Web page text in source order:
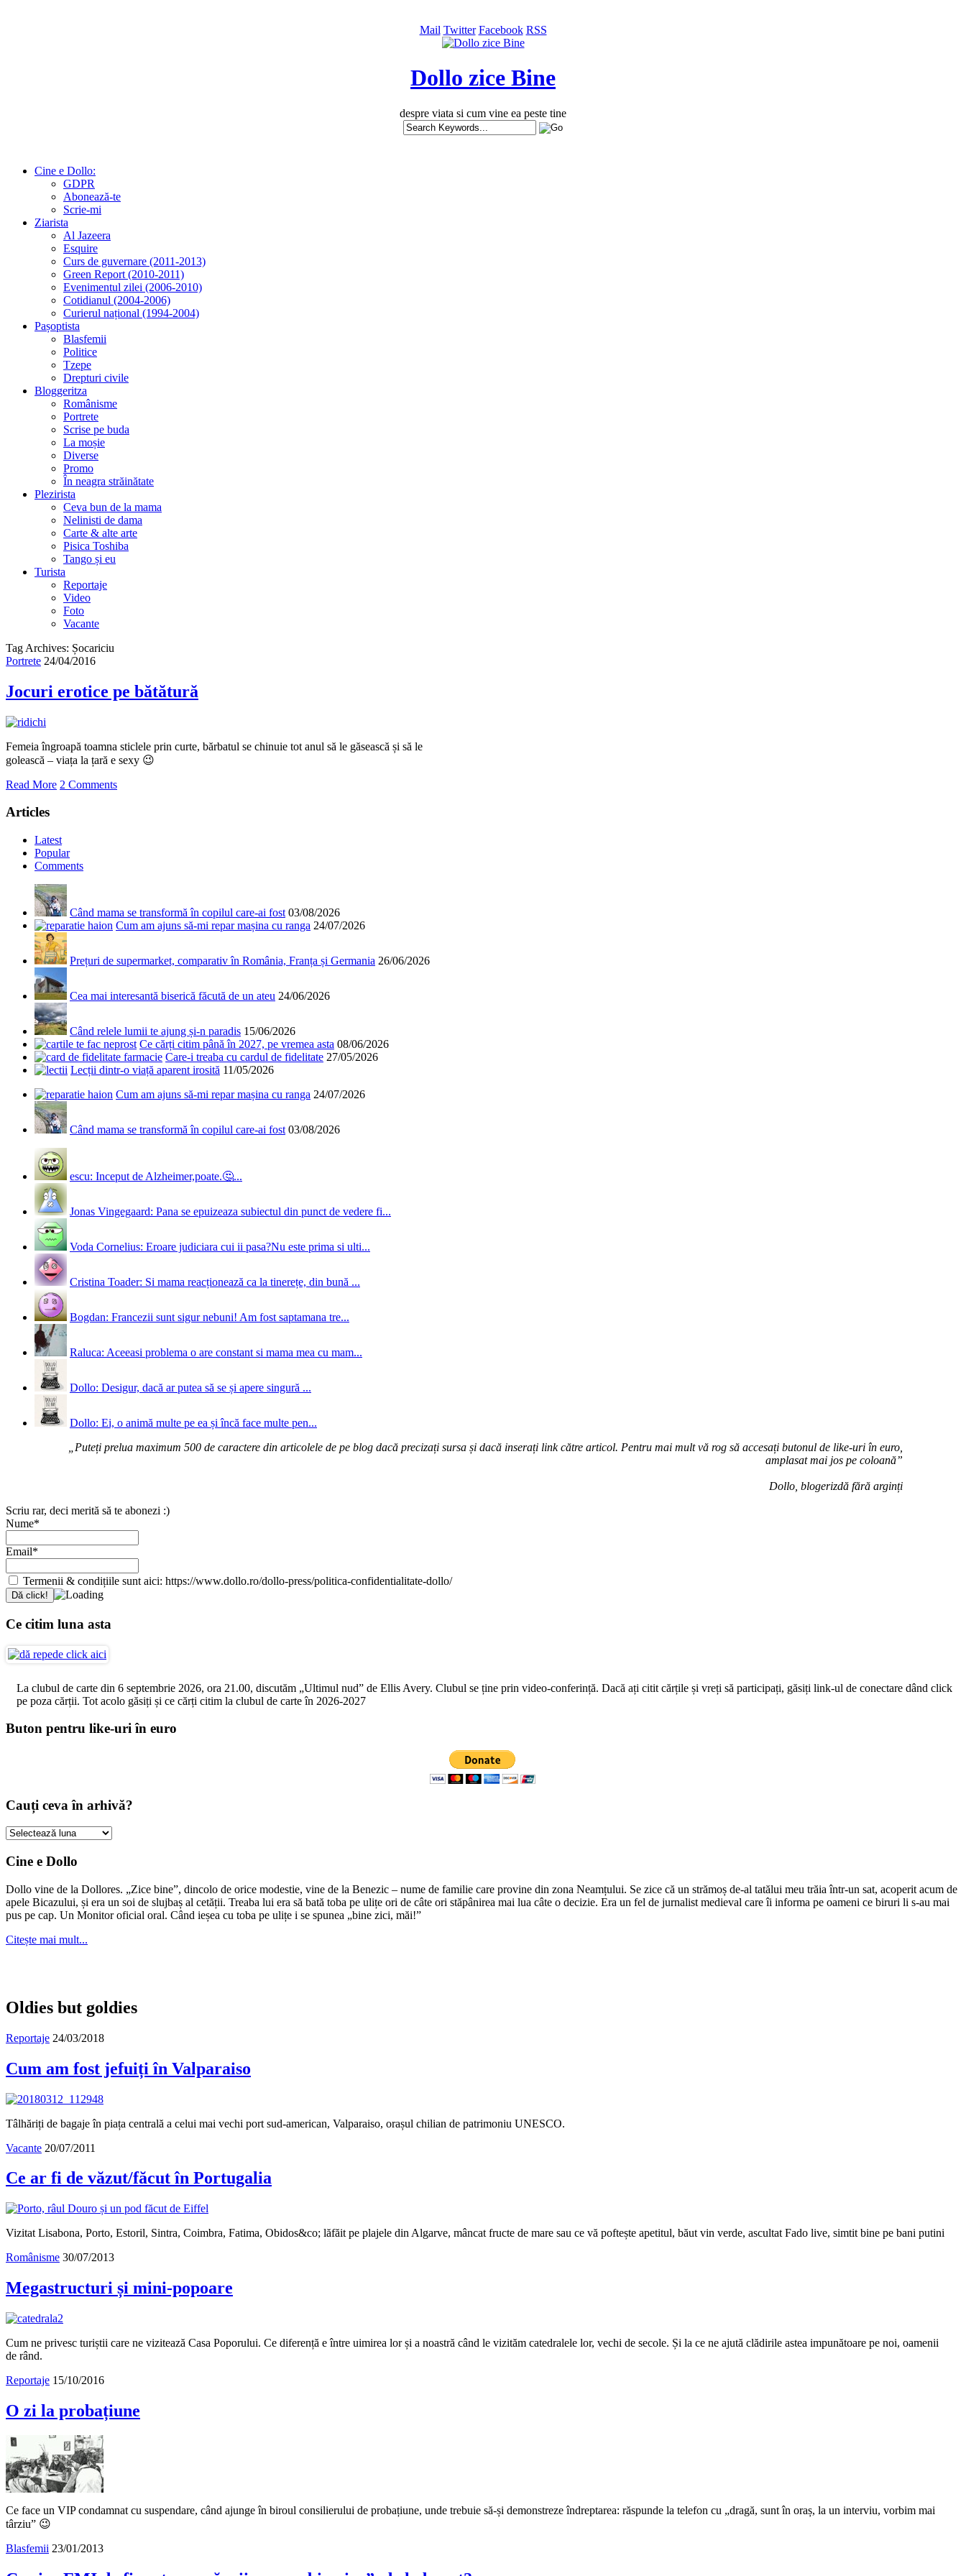
Mail Twitter Facebook RSS
Dollo zice Bine
despre viata si cum vine ea peste tine
Cine e Dollo:
GDPR
Abonează-te
Scrie-mi
Ziarista
Al Jazeera
Esquire
Curs de guvernare (2011-2013)
Green Report (2010-2011)
Evenimentul zilei (2006-2010)
Cotidianul (2004-2006)
Curierul național (1994-2004)
Pașoptista
Blasfemii
Politice
Tzepe
Drepturi civile
Bloggeritza
Românisme
Portrete
Scrise pe buda
La moșie
Diverse
Promo
În neagra străinătate
Plezirista
Ceva bun de la mama
Nelinisti de dama
Carte & alte arte
Pisica Toshiba
Tango și eu
Turista
Reportaje
Video
Foto
Vacante
Tag Archives: Șocariciu
Portrete 24/04/2016
Jocuri erotice pe bătătură
Femeia îngroapă toamna sticlele prin curte, bărbatul se chinuie tot anul să le găsească și să le
golească – viața la țară e sexy 😉
Read More 2 Comments
Articles
Latest
Popular
Comments
Când mama se transformă în copilul care-ai fost 03/08/2026
Cum am ajuns să-mi repar mașina cu ranga 24/07/2026
Prețuri de supermarket, comparativ în România, Franța și Germania 26/06/2026
Cea mai interesantă biserică făcută de un ateu 24/06/2026
Când relele lumii te ajung și-n paradis 15/06/2026
Ce cărți citim până în 2027, pe vremea asta 08/06/2026
Care-i treaba cu cardul de fidelitate 27/05/2026
Lecții dintr-o viață aparent irosită 11/05/2026
Cum am ajuns să-mi repar mașina cu ranga 24/07/2026
Când mama se transformă în copilul care-ai fost 03/08/2026
escu: Inceput de Alzheimer,poate.🤔...
Jonas Vingegaard: Pana se epuizeaza subiectul din punct de vedere fi...
Voda Cornelius: Eroare judiciara cui ii pasa?Nu este prima si ulti...
Cristina Toader: Si mama reacționează ca la tinerețe, din bună ...
Bogdan: Francezii sunt sigur nebuni! Am fost saptamana tre...
Raluca: Aceeasi problema o are constant si mama mea cu mam...
Dollo: Desigur, dacă ar putea să se și apere singură ...
Dollo: Ei, o animă multe pe ea și încă face multe pen...
„Puteți prelua maximum 500 de caractere din articolele de pe blog dacă precizați sursa și dacă inserați link către articol. Pentru mai mult vă rog să accesați butonul de like-uri în euro,
amplasat mai jos pe coloană”
Dollo, blogerizdă fără arginți
Scriu rar, deci merită să te abonezi :)
Nume*
Email*
Termenii & condițiile sunt aici: https://www.dollo.ro/dollo-press/politica-confidentialitate-dollo/
Ce citim luna asta
La clubul de carte din 6 septembrie 2026, ora 21.00, discutăm „Ultimul nud” de Ellis Avery. Clubul se ține prin video-conferință. Dacă ați citit cărțile și vreți să participați, găsiți link-ul de conectare dând click
pe poza cărții. Tot acolo găsiți și ce cărți citim la clubul de carte în 2026-2027
Buton pentru like-uri în euro
Cauți ceva în arhivă?
Cauți
în
Cine e Dollo
Dollo vine de la Dollores. „Zice bine”, dincolo de orice modestie, vine de la Benezic – nume de familie care provine din zona Neamțului. Se zice că un strămoș de-al tatălui meu trăia într-un sat, acoperit acum de
apele Bicazului, și era un soi de slujbaș al cetății. Treaba lui era să bată toba pe ulițe ori de câte ori stăpânirea mai lua câte o decizie. Era un fel de jurnalist medieval care îi informa pe oameni ce biruri li s-au mai
pus pe cap. Un Monitor oficial oral. Când ieșea cu toba pe ulițe i se spunea „bine zici, măi!”
Citește mai mult...
Oldies but goldies
Reportaje 24/03/2018
Cum am fost jefuiți în Valparaiso
Tâlhăriți de bagaje în piața centrală a celui mai vechi port sud-american, Valparaiso, orașul chilian de patrimoniu UNESCO.
Vacante 20/07/2011
Ce ar fi de văzut/făcut în Portugalia
Vizitat Lisabona, Porto, Estoril, Sintra, Coimbra, Fatima, Obidos&co; lăfăit pe plajele din Algarve, mâncat fructe de mare sau ce vă poftește apetitul, băut vin verde, ascultat Fado live, simtit bine pe bani putini
Românisme 30/07/2013
Megastructuri și mini-popoare
Cum ne privesc turiștii care ne vizitează Casa Poporului. Ce diferență e între uimirea lor și a noastră când le vizităm catedralele lor, vechi de secole. Și la ce ne ajută clădirile astea impunătoare pe noi, oamenii
de rând.
Reportaje 15/10/2016
O zi la probațiune
Ce face un VIP condamnat cu suspendare, când ajunge în biroul consilierului de probațiune, unde trebuie să-și demonstreze îndreptarea: răspunde la telefon cu „dragă, sunt în oraș, la un interviu, vorbim mai
târziu” 😉
Blasfemii 23/01/2013